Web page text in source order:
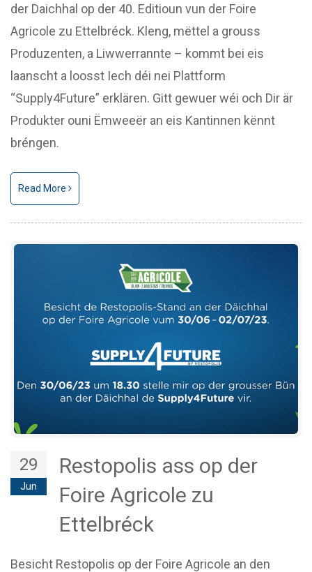
der Daichhal op der 40. Editioun vun der Foire
Agricole zu Ettelbréck. Kleng, mëttel a grouss
Produzenten, a Liwwerrannte – kommt bei eis
laanscht a loosst Iech déi nei Plattform
“Supply4Future” erklären. Gitt gewuer wéi och Dir är
Produkter ouni Ëmweeër an eis Kantinnen kënnt
bréngen.
Read More
29
Jun
Restopolis ass op der
Foire Agricole zu
Ettelbréck
Besicht Restopolis op der Foire Agricole an den